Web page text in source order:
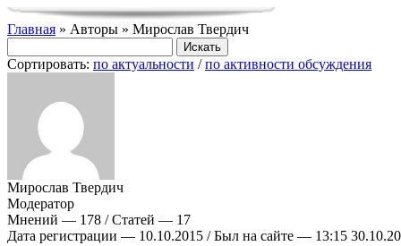
Главная » Авторы » Мирослав Твердич
Сортировать: по актуальности /по активности обсуждения
Мирослав Твердич
Модератор
Мнений — 178 / Статей — 17
Дата регистрации — 10.10.2015 / Был на сайте — 13:15